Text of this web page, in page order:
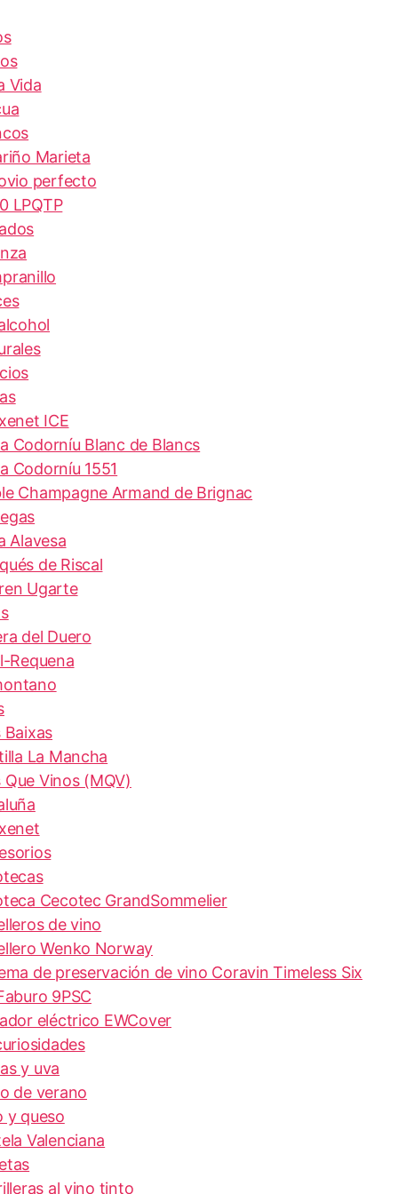
Vida
Marieta
perfecto
LPQTP
ICE
Codorníu Blanc de Blancs
Codorníu 1551
Champagne Armand de Brignac
Alavesa
de Riscal
Ugarte
del Duero
Requena
Baixas
La Mancha
Que Vinos (MQV)
Cecotec GrandSommelier
de vino
Wenko Norway
de preservación de vino Coravin Timeless Six
9PSC
eléctrico EWCover
y uva
de verano
y queso
Valenciana
al vino tinto